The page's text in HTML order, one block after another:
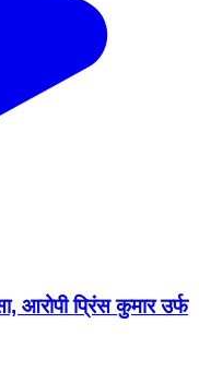
आरोपी प्रिंस कुमार उर्फ